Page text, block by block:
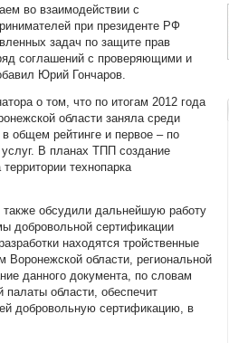
во взаимодействии с
при президенте РФ
задач по защите прав
соглашений с проверяющими и
Юрий Гончаров.
о том, что по итогам 2012 года
области заняла среди
общем рейтинге и первое – по
В планах ТПП создание
технопарка
обсудили дальнейшую работу
добровольной сертификации
находятся тройственные
области, региональной
данного документа, по словам
палаты области, обеспечит
добровольную сертификацию, в